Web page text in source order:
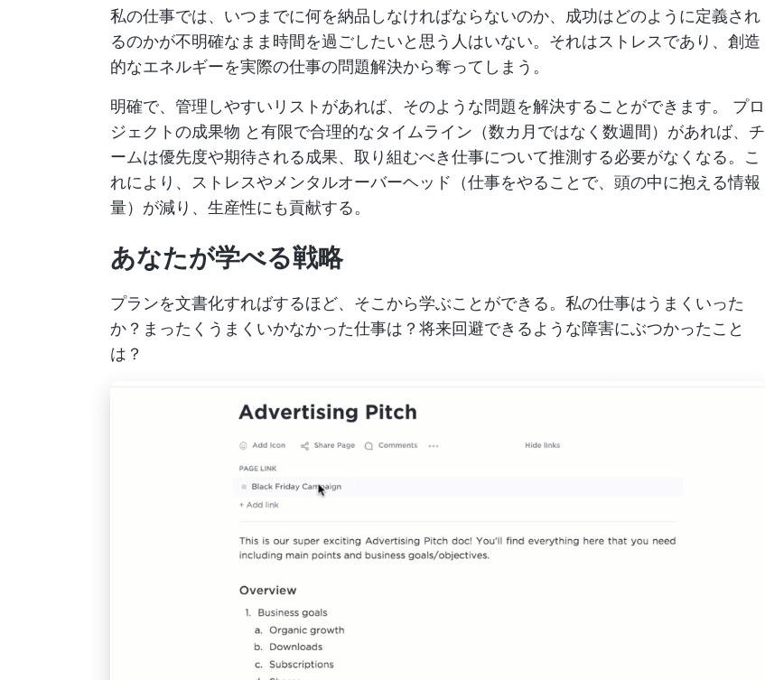
私の仕事では、いつまでに何を納品しなければならないのか、成功はどのように定義され
るのかが不明確なまま時間を過ごしたいと思う人はいない。それはストレスであり、創造
的なエネルギーを実際の仕事の問題解決から奪ってしまう。
明確で、管理しやすいリストがあれば、そのような問題を解決することができます。 プロ
ジェクトの成果物 と有限で合理的なタイムライン（数カ月ではなく数週間）があれば、チ
ームは優先度や期待される成果、取り組むべき仕事について推測する必要がなくなる。こ
れにより、ストレスやメンタルオーバーヘッド（仕事をやることで、頭の中に抱える情報
量）が減り、生産性にも貢献する。
あなたが学べる戦略
プランを文書化すればするほど、そこから学ぶことができる。私の仕事はうまくいった
か？まったくうまくいかなかった仕事は？将来回避できるような障害にぶつかったこと
は？